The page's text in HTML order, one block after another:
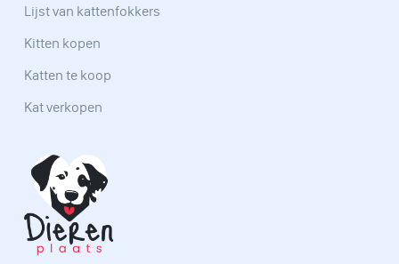
Lijst van kattenfokkers
Kitten kopen
Katten te koop
Kat verkopen